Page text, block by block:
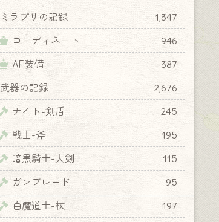
ミラプリの記録
1,347
コーディネート
946
AF装備
387
武器の記録
2,676
ナイト-剣盾
245
戦士-斧
195
暗黒騎士-大剣
115
ガンブレード
95
白魔道士-杖
197